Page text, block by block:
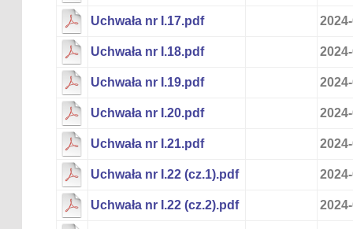
Uchwała nr I.17.pdf
Uchwała nr I.18.pdf
Uchwała nr I.19.pdf
Uchwała nr I.20.pdf
Uchwała nr I.21.pdf
Uchwała nr I.22 (cz.1).pdf
Uchwała nr I.22 (cz.2).pdf